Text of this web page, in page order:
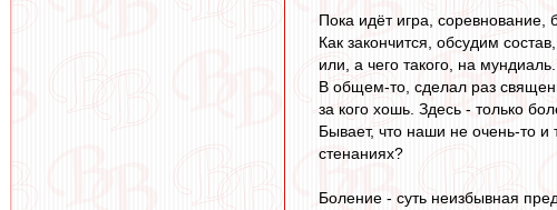
Пока идёт игра, соревнование,
Как закончится, обсудим
или, а чего такого, на мундиаль.
В общем-то, сделал раз
за кого хошь. Здесь - только
Бывает, что наши не очень-то
стенаниях?
Боление - суть неизбывная